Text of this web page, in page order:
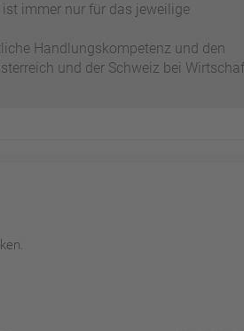
ist immer nur für das jeweilige
Handlungskompetenz und den
und der Schweiz bei